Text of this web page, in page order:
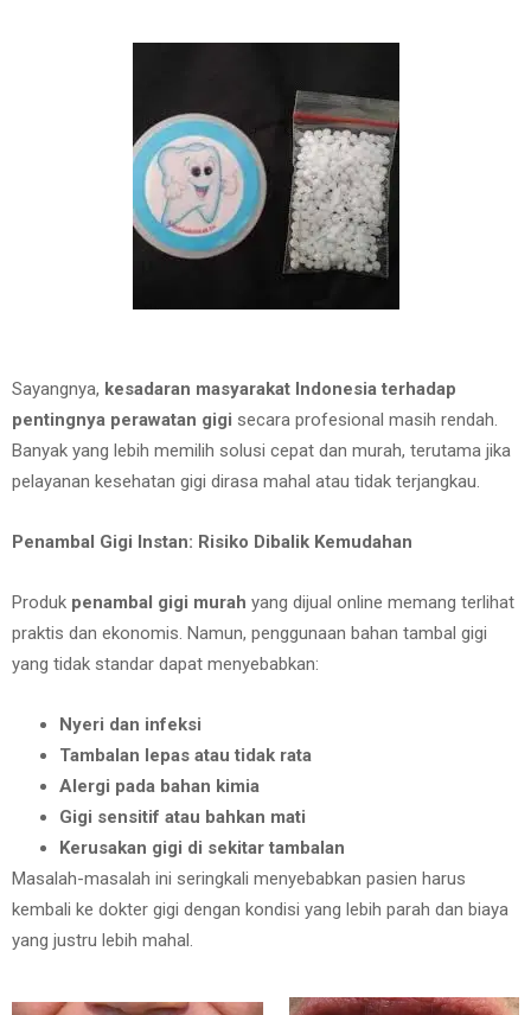
Sayangnya, kesadaran masyarakat Indonesia terhadap
pentingnya perawatan gigi secara profesional masih rendah.
Banyak yang lebih memilih solusi cepat dan murah, terutama jika
pelayanan kesehatan gigi dirasa mahal atau tidak terjangkau.
Penambal Gigi Instan: Risiko Dibalik Kemudahan
Produk penambal gigi murah yang dijual online memang terlihat
praktis dan ekonomis. Namun, penggunaan bahan tambal gigi
yang tidak standar dapat menyebabkan:
Nyeri dan infeksi
Tambalan lepas atau tidak rata
Alergi pada bahan kimia
Gigi sensitif atau bahkan mati
Kerusakan gigi di sekitar tambalan
Masalah-masalah ini seringkali menyebabkan pasien harus
kembali ke dokter gigi dengan kondisi yang lebih parah dan biaya
yang justru lebih mahal.